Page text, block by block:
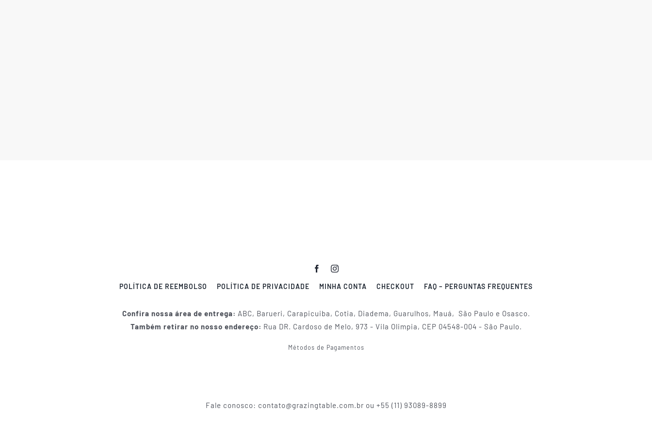
POLÍTICA DE REEMBOLSO POLÍTICA DE PRIVACIDADE MINHA CONTA CHECKOUT FAQ – PERGUNTAS FREQUENTES
Confira nossa área de entrega: ABC, Barueri, Carapicuiba, Cotia, Diadema, Guarulhos, Mauá, São Paulo e Osasco.
Também retirar no nosso endereço: Rua DR. Cardoso de Melo, 973 - Vila Olimpia, CEP 04548-004 - São Paulo.
Métodos de Pagamentos
Fale conosco: contato@grazingtable.com.br ou +55 (11) 93089-8899